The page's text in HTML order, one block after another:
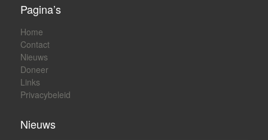
Pagina’s
Home
Contact
Nieuws
Doneer
Links
Privacybeleid
Nieuws